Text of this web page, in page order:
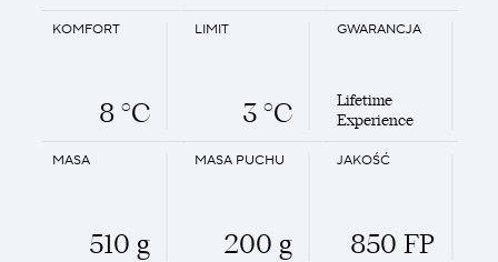
MASA
510 g
JAKOŚĆ
850 FP
MASA PUCHU
200 g
KOMFORT
8 °C
LIMIT
3 °C
GWARANCJA
Lifetime
Experience